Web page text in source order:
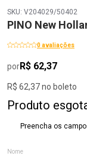
SKU: V204029/50402
PINO New
0 avaliações
porR$ 62,37
R$ 62,37 no boleto
Produto
Preencha os